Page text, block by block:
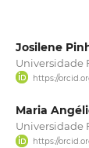
Josilene
Universidade
https://
Maria
Universidade
https://